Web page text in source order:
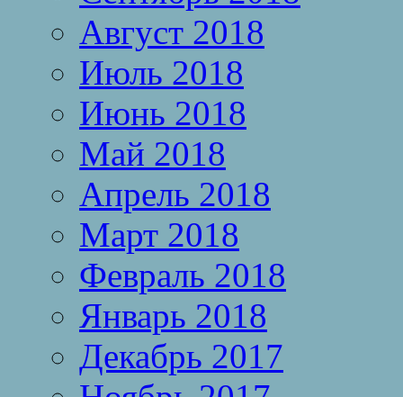
Август 2018
Июль 2018
Июнь 2018
Май 2018
Апрель 2018
Март 2018
Февраль 2018
Январь 2018
Декабрь 2017